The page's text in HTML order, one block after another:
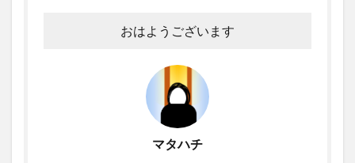
おはようございます
マタハチ